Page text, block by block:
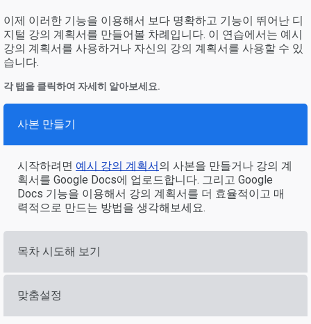
이제 이러한 기능을 이용해서 보다 명확하고 기능이 뛰어난 디
지털 강의 계획서를 만들어볼 차례입니다. 이 연습에서는 예시
강의 계획서를 사용하거나 자신의 강의 계획서를 사용할 수 있
습니다.
각 탭을 클릭하여 자세히 알아보세요.
사본 만들기
시작하려면 예시 강의 계획서의 사본을 만들거나 강의 계
획서를 Google Docs에 업로드합니다. 그리고 Google
Docs 기능을 이용해서 강의 계획서를 더 효율적이고 매
력적으로 만드는 방법을 생각해보세요.
목차 시도해 보기
맞춤설정